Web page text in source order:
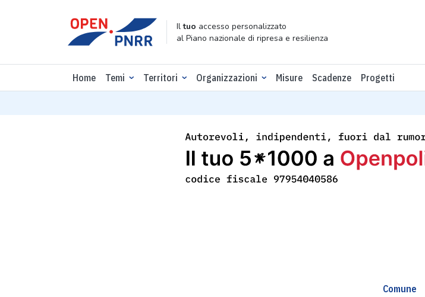
Iltuo accesso personalizzato
al Piano nazionale di ripresa e resilienza
Home Temi Territori Organizzazioni Misure Scadenze Progetti
Comune